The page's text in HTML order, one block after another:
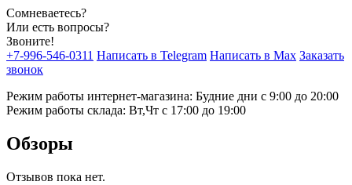
Сомневаетесь?
Или есть вопросы?
Звоните!
+7-996-546-0311 Написать в Telegram Написать в Max Заказать
звонок
Режим работы интернет-магазина: Будние дни с 9:00 до 20:00
Режим работы склада: Вт,Чт с 17:00 до 19:00
Обзоры
Отзывов пока нет.